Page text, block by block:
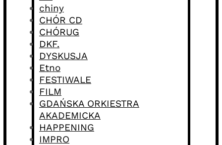
chiny
CHÓR CD
CHÓRUG
DKF.
DYSKUSJA
Etno
FESTIWALE
FILM
GDAŃSKA ORKIESTRA
AKADEMICKA
HAPPENING
IMPRO